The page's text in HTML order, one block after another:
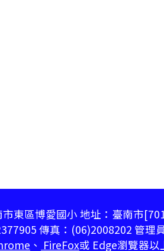
市東區博愛國小 地址：臺南市
傳真：(06)2008202 管
、 FireFox或 Edge瀏覽器以